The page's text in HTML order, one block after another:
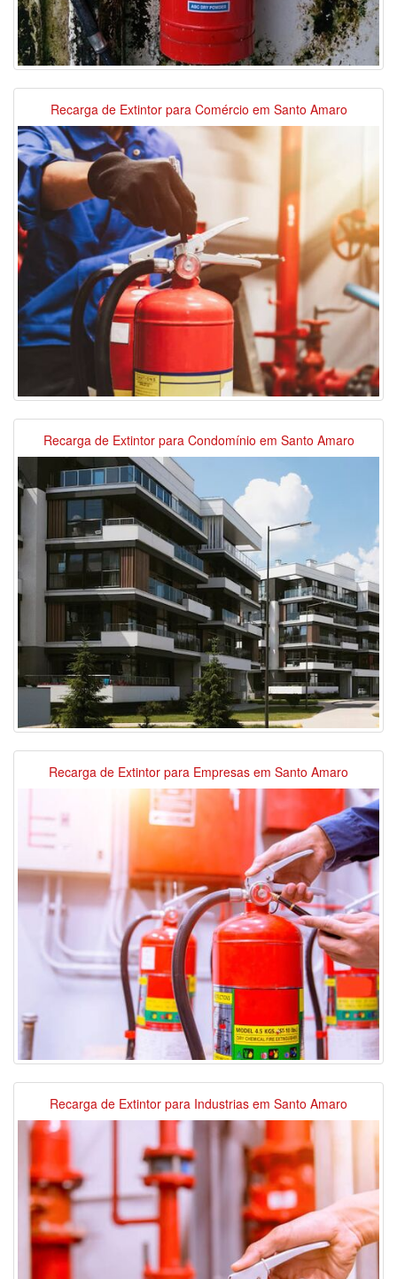
Recarga de Extintor para Comércio em Santo Amaro
Recarga de Extintor para Condomínio em Santo Amaro
Recarga de Extintor para Empresas em Santo Amaro
Recarga de Extintor para Industrias em Santo Amaro